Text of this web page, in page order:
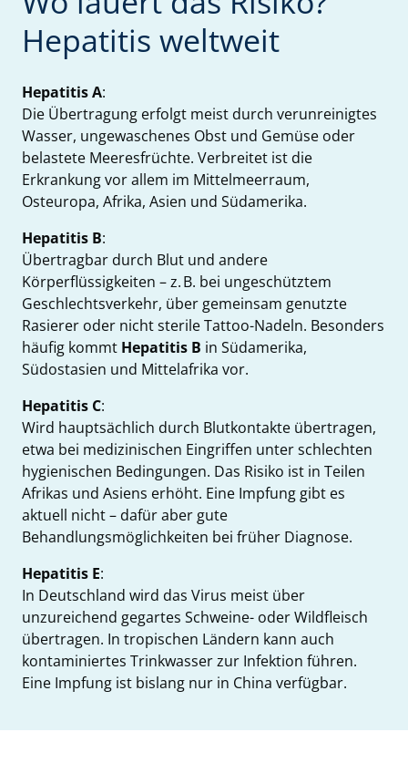
Hepatitis weltweit
Hepatitis A:
Die Übertragung erfolgt meist durch verunreinigtes
Wasser, ungewaschenes Obst und Gemüse oder
belastete Meeresfrüchte. Verbreitet ist die
Erkrankung vor allem im Mittelmeerraum,
Osteuropa, Afrika, Asien und Südamerika.
Hepatitis B:
Übertragbar durch Blut und andere
Körperflüssigkeiten – z. B. bei ungeschütztem
Geschlechtsverkehr, über gemeinsam genutzte
Rasierer oder nicht sterile Tattoo-Nadeln. Besonders
häufig kommt Hepatitis B in Südamerika,
Südostasien und Mittelafrika vor.
Hepatitis C:
Wird hauptsächlich durch Blutkontakte übertragen,
etwa bei medizinischen Eingriffen unter schlechten
hygienischen Bedingungen. Das Risiko ist in Teilen
Afrikas und Asiens erhöht. Eine Impfung gibt es
aktuell nicht – dafür aber gute
Behandlungsmöglichkeiten bei früher Diagnose.
Hepatitis E:
In Deutschland wird das Virus meist über
unzureichend gegartes Schweine- oder Wildfleisch
übertragen. In tropischen Ländern kann auch
kontaminiertes Trinkwasser zur Infektion führen.
Eine Impfung ist bislang nur in China verfügbar.